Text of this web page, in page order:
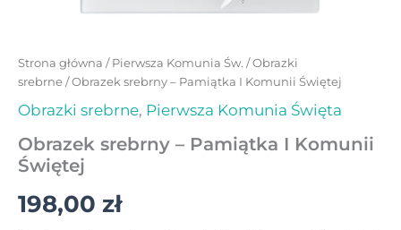
Strona główna /Pierwsza Komunia Św. /Obrazki
srebrne/ Obrazek srebrny – Pamiątka I Komunii Świętej
Obrazki srebrne, Pierwsza Komunia Święta
Obrazek srebrny – Pamiątka I Komunii
Świętej
198,00 zł